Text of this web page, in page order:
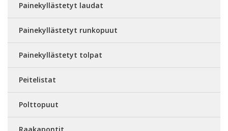
Painekyllästetyt laudat
Painekyllästetyt runkopuut
Painekyllästetyt tolpat
Peitelistat
Polttopuut